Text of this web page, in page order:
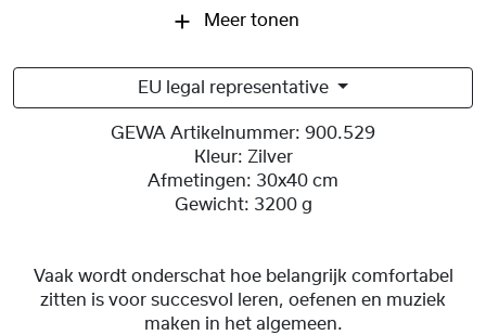
Meer tonen
EU legal representative
GEWA Artikelnummer: 900.529
Kleur: Zilver
Afmetingen: 30x40 cm
Gewicht: 3200 g
Vaak wordt onderschat hoe belangrijk comfortabel
zitten is voor succesvol leren, oefenen en muziek
maken in het algemeen.